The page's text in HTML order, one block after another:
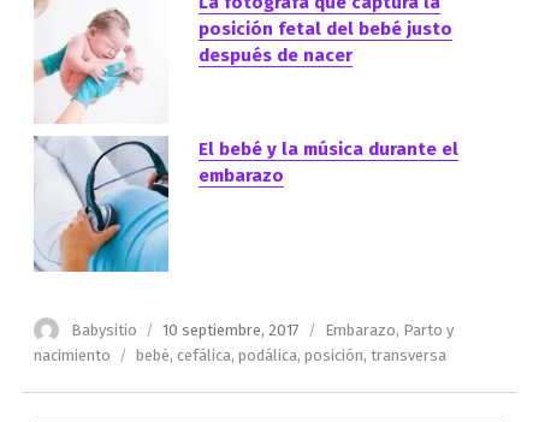
posición fetal del bebé justo
después de nacer
El bebé y la música durante el
embarazo
Autor
Babysitio
Publicado
el
10 septiembre, 2017 Categorías
Embarazo, Parto y
nacimiento
Etiquetas
bebé, cefálica, podálica, posición, transversa